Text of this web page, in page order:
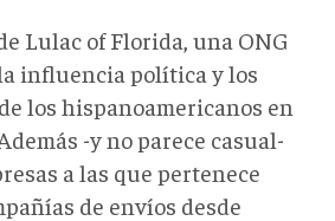
Lulac of Florida, una ONG
influencia política y los
los hispanoamericanos en
-y no parece casual-
a las que pertenece
de envíos desde